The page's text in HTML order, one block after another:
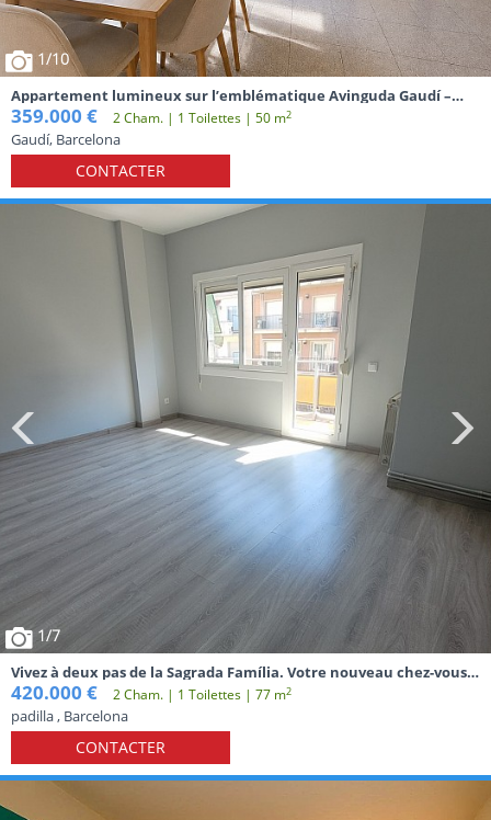
1/10
Appartement lumineux sur l’emblématique Avinguda Gaudí –
Sagrada Família
359.000 € 2 Cham. | 1 Toilettes | 50 m2
Gaudí, Barcelona
CONTACTER
1/7
Vivez à deux pas de la Sagrada Família. Votre nouveau chez-vous
vous attend.
420.000 € 2 Cham. | 1 Toilettes | 77 m2
padilla , Barcelona
CONTACTER